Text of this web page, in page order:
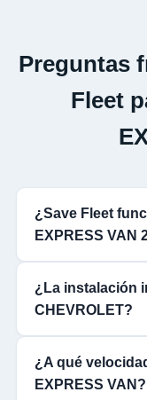
Preguntas
Fleet
¿Save Fleet
EXPRESS VAN
¿La instalación
CHEVROLET?
¿A qué
EXPRESS VAN?